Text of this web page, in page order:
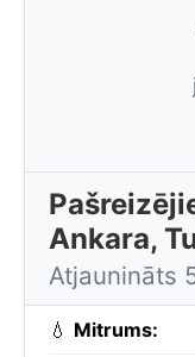
Ankara,
Atjaunināts
💧 Mitrums: